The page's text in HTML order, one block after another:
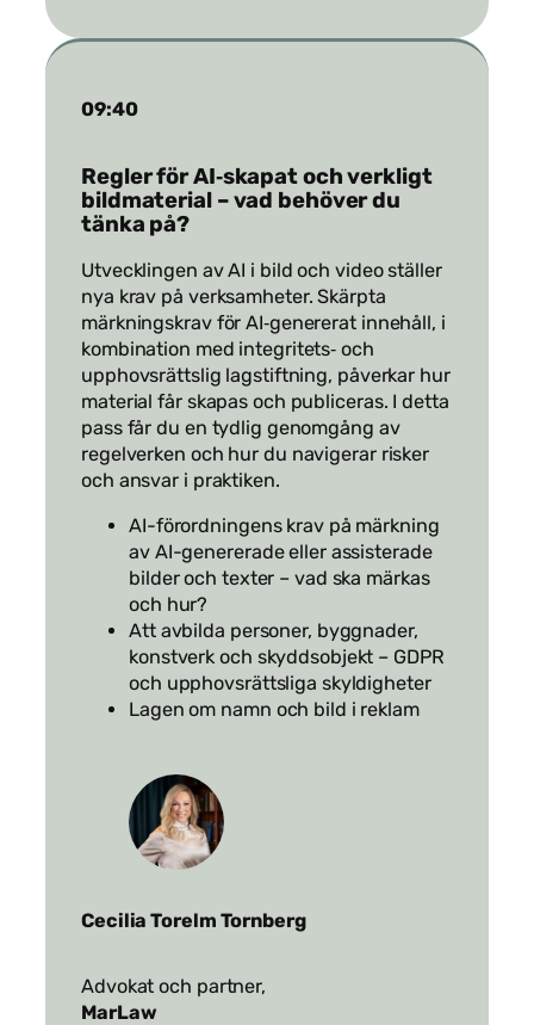
09:40
Regler för AI‑skapat och verkligt
bildmaterial – vad behöver du
tänka på?
Utvecklingen av AI i bild och video ställer
nya krav på verksamheter. Skärpta
märkningskrav för AI‑genererat innehåll, i
kombination med integritets‑ och
upphovsrättslig lagstiftning, påverkar hur
material får skapas och publiceras. I detta
pass får du en tydlig genomgång av
regelverken och hur du navigerar risker
och ansvar i praktiken.
AI-förordningens krav på märkning
av AI-genererade eller assisterade
bilder och texter – vad ska märkas
och hur?
Att avbilda personer, byggnader,
konstverk och skyddsobjekt – GDPR
och upphovsrättsliga skyldigheter
Lagen om namn och bild i reklam
Cecilia Torelm Tornberg
Advokat och partner,
MarLaw